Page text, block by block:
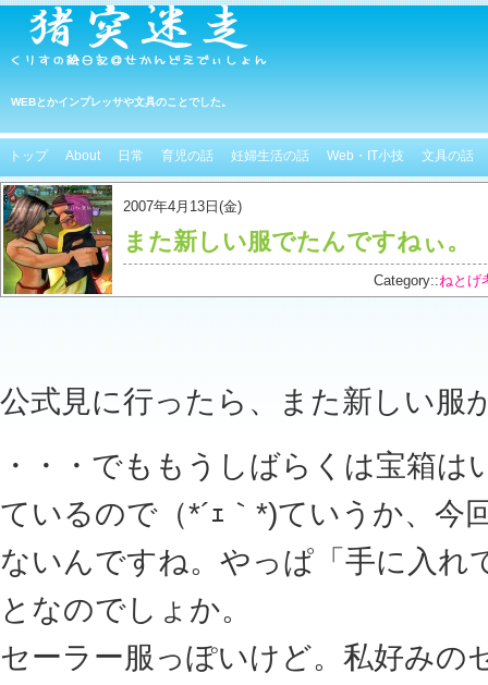
WEBとかインプレッサや文具のことでした。
トップ About 日常 育児の話 妊婦生活の話 Web・IT小技 文具の話
2007年4月13日(金)
また新しい服でたんですねぃ。
Category::ねとげ
公式見に行ったら、また新しい服
・・・でももうしばらくは宝箱
ているので（*´ｪ｀*)ていうか、今
ないんですね。やっぱ「手に入れ
となのでしょか。
セーラー服っぽいけど。私好みの